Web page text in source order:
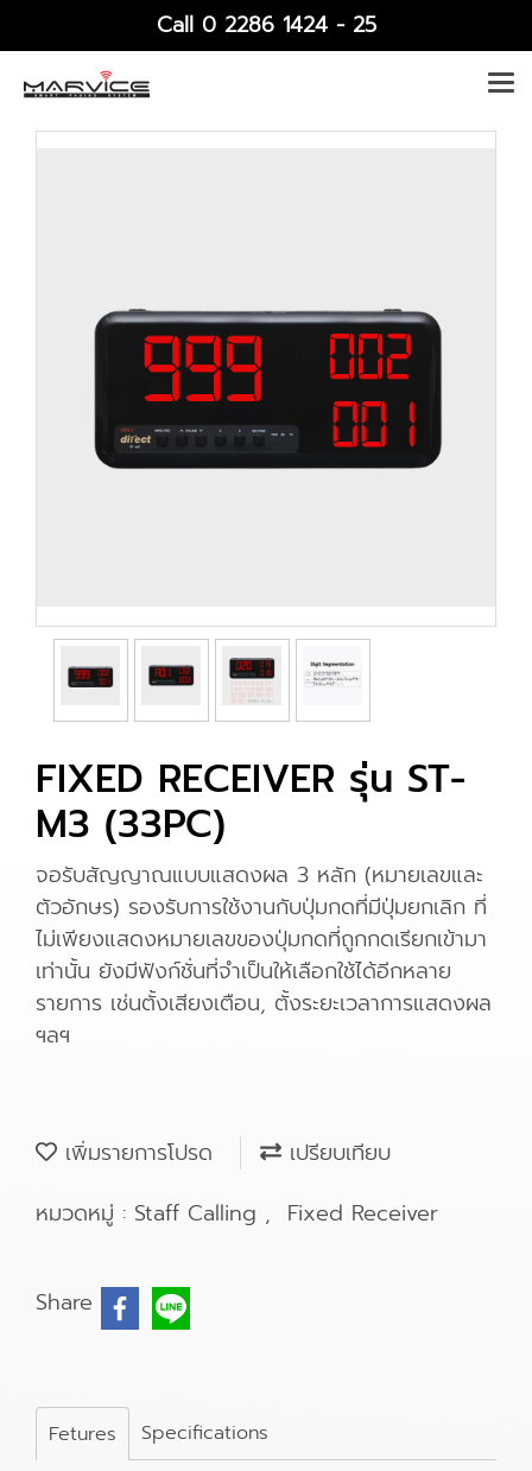
Call 0 2286 1424 - 25
FIXED RECEIVER รุ่น ST-
M3 (33PC)
จอรับสัญญาณแบบแสดงผล 3 หลัก (หมายเลขและ
ตัวอักษร) รองรับการใช้งานกับปุ่มกดที่มีปุ่มยกเลิก ที่
ไม่เพียงแสดงหมายเลขของปุ่มกดที่ถูกกดเรียกเข้ามา
เท่านั้น ยังมีฟังก์ชั่นที่จำเป็นให้เลือกใช้ได้อีกหลาย
รายการ เช่นตั้งเสียงเตือน, ตั้งระยะเวลาการแสดงผล
ฯลฯ
เพิ่มรายการโปรด
เปรียบเทียบ
หมวดหมู่ : Staff Calling , Fixed Receiver
Share
Fetures Specifications